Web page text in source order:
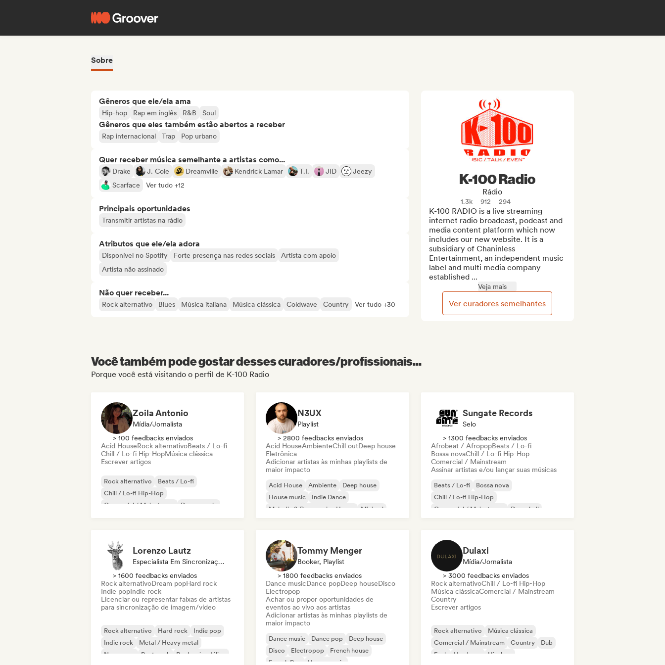
Sobre
Gêneros que ele/ela ama
Hip-hop Rap em inglês R&B Soul
Gêneros que eles também estão abertos a receber
Rap internacional Trap Pop urbano
Quer receber música semelhante a artistas como...
Drake J. Cole Dreamville Kendrick Lamar T.I. JID
Jeezy
Scarface
Ver tudo +12
Principais oportunidades
Transmitir artistas na rádio
Atributos que ele/ela adora
Disponível no Spotify Forte presença nas redes sociais
Artista com apoio
Artista não assinado
Não quer receber...
Rock alternativo Blues Música italiana Música clássica Coldwave Country Ver tudo +30
K-100 Radio
Rádio
1.3k 912 294
K-100 RADIO is a live streaming
internet radio broadcast, podcast and
media content platform which now
includes our new website. It is a
subsidiary of Chaninless
Entertainment, an independent music
label and multi media company
established ...
Veja mais
Ver curadores semelhantes
Você também pode gostar desses curadores/profissionais...
Porque você está visitando o perfil de K-100 Radio
Zoila Antonio
Mídia/Jornalista
> 100 feedbacks enviados
Acid HouseRock alternativoBeats / Lo-fi
Chill / Lo-fi Hip-HopMúsica clássica
Escrever artigos
Rock alternativo
Beats / Lo-fi
Chill / Lo-fi Hip-Hop
Comercial / Mainstream
Dance music
N3UX
Playlist
> 2800 feedbacks enviados
Acid HouseAmbienteChill outDeep house
Eletrônica
Adicionar artistas às minhas playlists de
maior impacto
Acid House Ambiente
Deep house
House music
Indie Dance
Melodic & Progressive House
Minimal
Sungate Records
Selo
> 1300 feedbacks enviados
Afrobeat / AfropopBeats / Lo-fi
Bossa novaChill / Lo-fi Hip-Hop
Comercial / Mainstream
Assinar artistas e/ou lançar suas músicas
Beats / Lo-fi
Bossa nova
Chill / Lo-fi Hip-Hop
Comercial / Mainstream
Dancehall
Lorenzo Lautz
Especialista Em Sincronização
> 1600 feedbacks enviados
Rock alternativoDream popHard rock
Indie popIndie rock
Licenciar ou representar faixas de artistas
para sincronização de imagem/vídeo
Rock alternativo Hard rock
Indie pop
Indie rock
Metal / Heavy metal
New wave
Post punk Rock psicodélico
Tommy Menger
Booker, Playlist
> 1800 feedbacks enviados
Dance musicDance popDeep houseDisco
Electropop
Achar ou propor oportunidades de
eventos ao vivo aos artistas
Adicionar artistas às minhas playlists de
maior impacto
Dance music Dance pop
Deep house
Disco
Electropop
French house
French Pop
House music
Dulaxi
Mídia/Jornalista
> 3000 feedbacks enviados
Rock alternativoChill / Lo-fi Hip-Hop
Música clássicaComercial / Mainstream
Country
Escrever artigos
Rock alternativo
Música clássica
Comercial / Mainstream
Country
Dub
Funk
Hardcore Hip-hop